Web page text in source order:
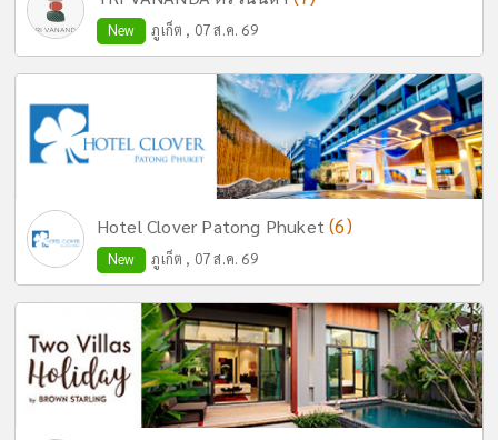
New ภูเก็ต , 07 ส.ค. 69
Hotel Clover Patong Phuket(6)
New ภูเก็ต , 07 ส.ค. 69